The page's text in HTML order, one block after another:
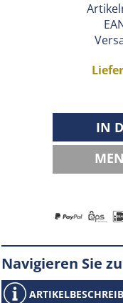
IN
Navigieren Sie zu